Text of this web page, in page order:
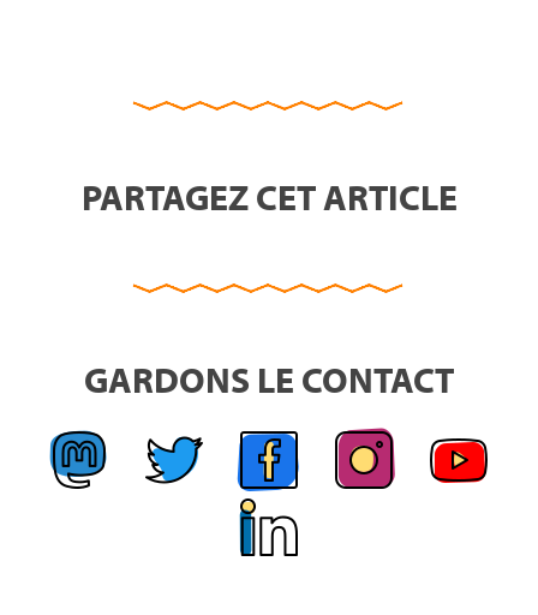
PARTAGEZ CET ARTICLE
GARDONS LE CONTACT